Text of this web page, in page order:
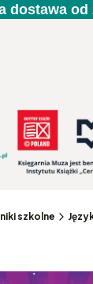
dostawa od
szkolne